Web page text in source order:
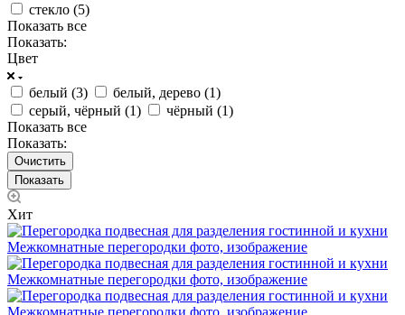
стекло (5)
Показать все
Показать:
Цвет
белый (3) белый, дерево (1)
серый, чёрный (1) чёрный (1)
Показать все
Показать:
Очистить
Хит